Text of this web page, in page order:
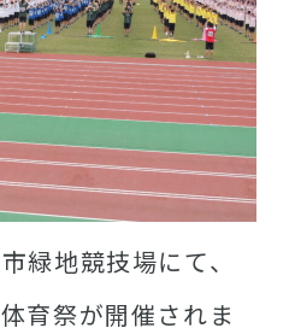
緑地競技場にて、
育祭が開催されま